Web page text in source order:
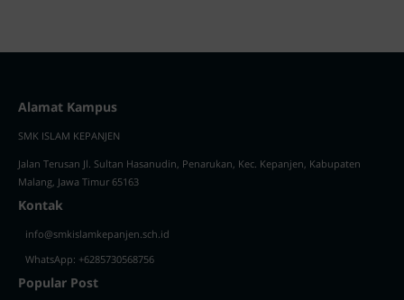
Alamat Kampus
SMK ISLAM KEPANJEN
Jalan Terusan Jl. Sultan Hasanudin, Penarukan, Kec. Kepanjen, Kabupaten
Malang, Jawa Timur 65163
Kontak
info@smkislamkepanjen.sch.id
WhatsApp: +6285730568756
Popular Post